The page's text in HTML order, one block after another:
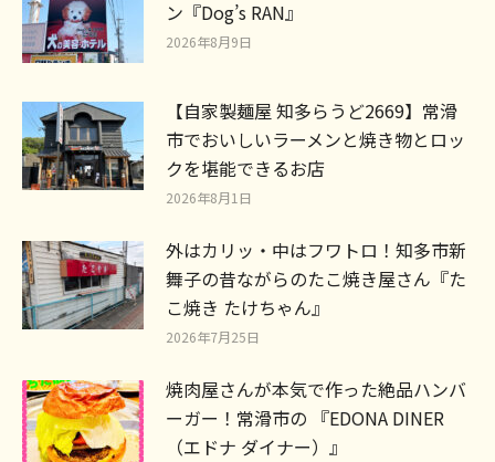
ン『Dog’s RAN』
2026年8月9日
【自家製麺屋 知多らうど2669】常滑
市でおいしいラーメンと焼き物とロッ
クを堪能できるお店
2026年8月1日
外はカリッ・中はフワトロ！知多市新
舞子の昔ながらのたこ焼き屋さん『た
こ焼き たけちゃん』
2026年7月25日
焼肉屋さんが本気で作った絶品ハンバ
ーガー！常滑市の 『EDONA DINER
（エドナ ダイナー）』